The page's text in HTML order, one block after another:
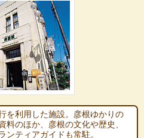
を利用した施設。彦根ゆかりの
料のほか、彦根の文化や歴史、
ンティアガイドも常駐。